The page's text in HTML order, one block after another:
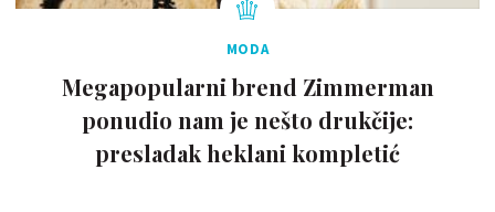
MODA
Megapopularni brend Zimmerman
ponudio nam je nešto drukčije:
presladak heklani kompletić